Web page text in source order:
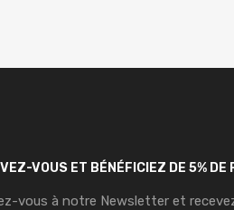
VOUS ET BÉNÉFICIEZ DE 5% DE
vous à notre Newsletter et